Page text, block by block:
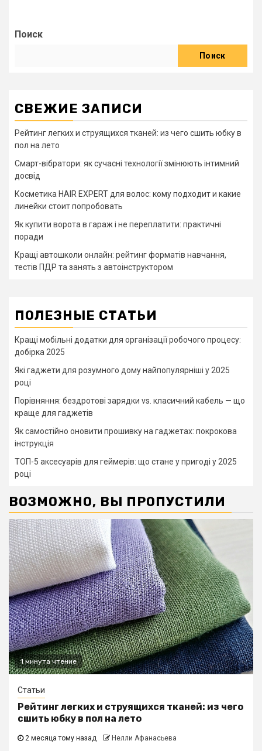
Поиск
Поиск
СВЕЖИЕ ЗАПИСИ
Рейтинг легких и струящихся тканей: из чего сшить юбку в
пол на лето
Смарт-вібратори: як сучасні технології змінюють інтимний
досвід
Косметика HAIR EXPERT для волос: кому подходит и какие
линейки стоит попробовать
Як купити ворота в гараж і не переплатити: практичні
поради
Кращі автошколи онлайн: рейтинг форматів навчання,
тестів ПДР та занять з автоінструктором
ПОЛЕЗНЫЕ СТАТЬИ
Кращі мобільні додатки для організації робочого процесу:
добірка 2025
Які гаджети для розумного дому найпопулярніші у 2025
році
Порівняння: бездротові зарядки vs. класичний кабель — що
краще для гаджетів
Як самостійно оновити прошивку на гаджетах: покрокова
інструкція
ТОП-5 аксесуарів для геймерів: що стане у пригоді у 2025
році
ВОЗМОЖНО, ВЫ ПРОПУСТИЛИ
1 минута чтение
Статьи
Рейтинг легких и струящихся тканей: из чего
сшить юбку в пол на лето
2 месяца тому назад Нелли Афанасьева